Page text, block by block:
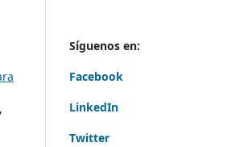
Síguenos en:
Facebook
LinkedIn
Twitter